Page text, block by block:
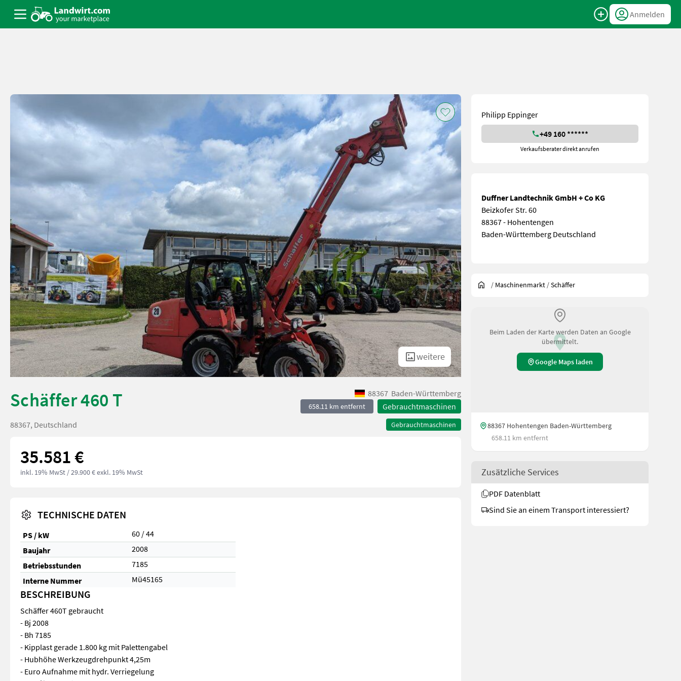
Anmelden
weitere
Schäffer 460 T 88367 Baden-Württemberg
658.11 km entfernt Gebrauchtmaschinen
Gebrauchtmaschinen
88367, Deutschland
35.581 €
inkl. 19% MwSt / 29.900 € exkl. 19% MwSt
TECHNISCHE DATEN
PS / kW
60 / 44
Baujahr
2008
Betriebsstunden
7185
Interne Nummer
Mü45165
BESCHREIBUNG
Schäffer 460T gebraucht
- Bj 2008
- Bh 7185
- Kipplast gerade 1.800 kg mit Palettengabel
- Hubhöhe Werkzeugdrehpunkt 4,25m
- Euro Aufnahme mit hydr. Verriegelung
Philipp Eppinger
+49 160 ******
Verkaufsberater direkt anrufen
Duffner Landtechnik GmbH + Co KG
Beizkofer Str. 60
88367 - Hohentengen
Baden-Württemberg Deutschland
/ Maschinenmarkt /Schäffer
Beim Laden der Karte werden Daten an Google
übermittelt.
Google Maps laden
88367 Hohentengen Baden-Württemberg
658.11 km entfernt
Zusätzliche Services
PDF Datenblatt
Sind Sie an einem Transport interessiert?